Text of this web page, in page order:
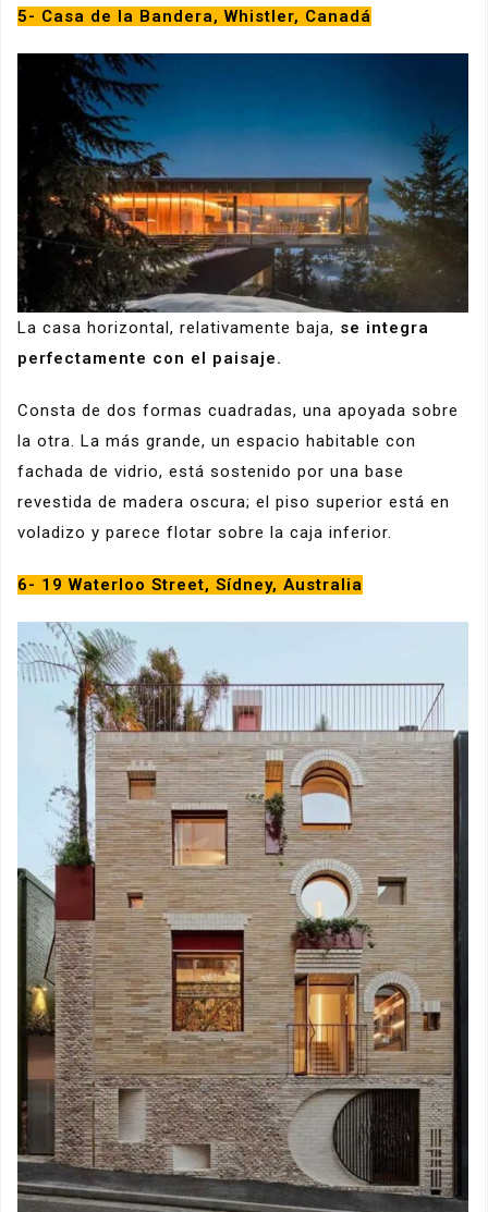
5- Casa de la Bandera, Whistler, Canadá
La casa horizontal, relativamente baja, se integra
perfectamente con el paisaje.
Consta de dos formas cuadradas, una apoyada sobre
la otra. La más grande, un espacio habitable con
fachada de vidrio, está sostenido por una base
revestida de madera oscura; el piso superior está en
voladizo y parece flotar sobre la caja inferior.
6- 19 Waterloo Street, Sídney, Australia